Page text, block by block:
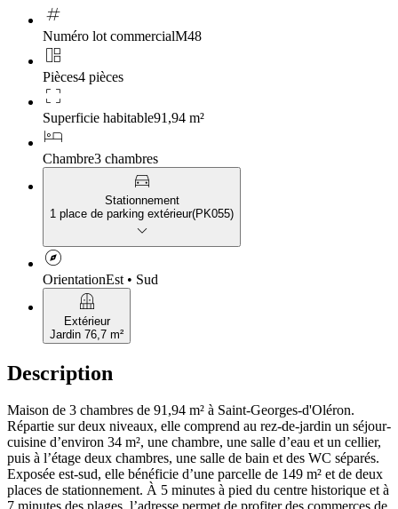
tag
Numéro lot commercialM48
auto_awesome_mosaic
Pièces4 pièces
crop_free
Superficie habitable91,94 m²
hotel
Chambre3 chambres
directions_car
Stationnement
1 place de parking extérieur(PK055)
keyboard_arrow_down
explore
OrientationEst • Sud
balcony
Extérieur
Jardin 76,7 m²
Description
Maison de 3 chambres de 91,94 m² à Saint-Georges-d'Oléron.
Répartie sur deux niveaux, elle comprend au rez-de-jardin un séjour-
cuisine d’environ 34 m², une chambre, une salle d’eau et un cellier,
puis à l’étage deux chambres, une salle de bain et des WC séparés.
Exposée est-sud, elle bénéficie d’une parcelle de 149 m² et de deux
places de stationnement. À 5 minutes à pied du centre historique et à